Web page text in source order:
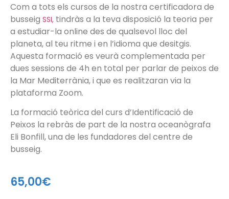
Com a tots els cursos de la nostra certificadora de
busseig SSI, tindràs a la teva disposició la teoria per
a estudiar-la online des de qualsevol lloc del
planeta, al teu ritme i en l’idioma que desitgis.
Aquesta formació es veurà complementada per
dues sessions de 4h en total per parlar de peixos de
la Mar Mediterrània, i que es realitzaran via la
plataforma Zoom.
La formació teòrica del curs d’Identificació de
Peixos la rebràs de part de la nostra oceanògrafa
Eli Bonfill, una de les fundadores del centre de
busseig.
65,00€